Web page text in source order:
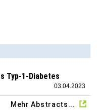
Typ-1-Diabetes
03.04.2023
Mehr Abstracts...